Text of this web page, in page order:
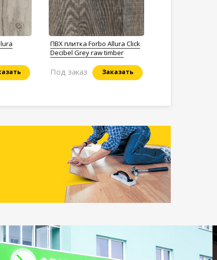
ПВХ плитка Forbo Allura Click
Decibel Grey raw timber
Заказать
Под заказ